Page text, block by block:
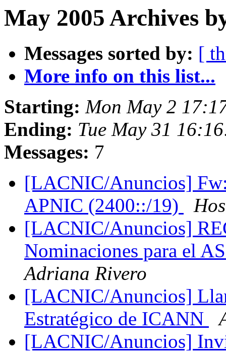
May 2005 Archives
Messages sorted by: [
More info on this list...
Starting: Mon May 2
Ending: Tue May 31
Messages: 7
[LACNIC/Anuncios]
APNIC (2400::/19)
[LACNIC/Anuncios]
Nominaciones para el
Adriana Rivero
[LACNIC/Anuncios]
Estratégico de ICANN
[LACNIC/Anuncios]